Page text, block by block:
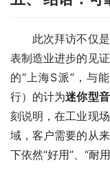
此次拜访不仅是
表制造业进步的见
的“上海S派”，与
行）的计为迷你型
刻说明，在工业现
域，客户需要的从
下依然“好用”、“耐